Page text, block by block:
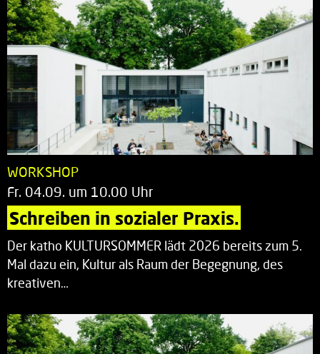
WORKSHOP
Fr. 04.09. um 10.00 Uhr
Schreiben in sozialer Praxis.
Der katho KULTURSOMMER lädt 2026 bereits zum 5.
Mal dazu ein, Kultur als Raum der Begegnung, des
kreativen…